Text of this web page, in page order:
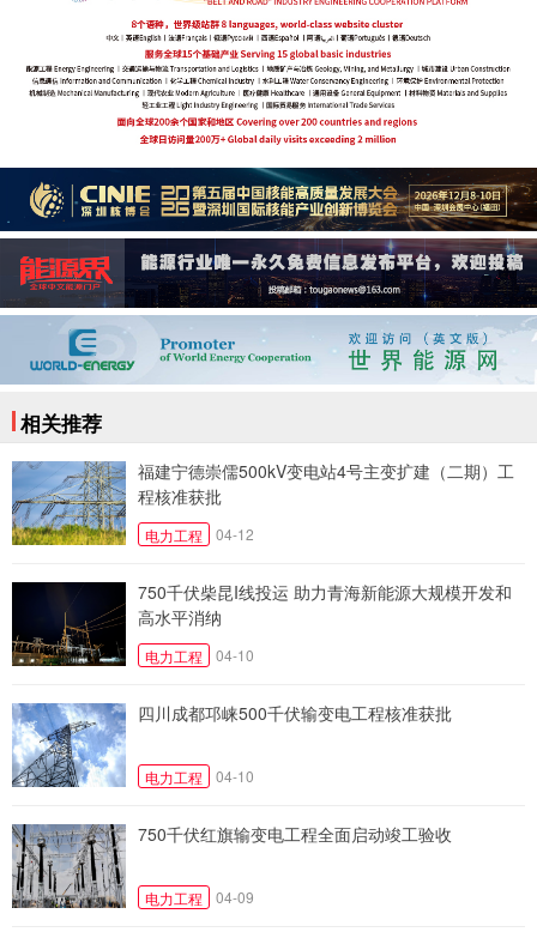
相关推荐
福建宁德崇儒500kV变电站4号主变扩建（二期）工
程核准获批
电力工程 04-12
750千伏柴昆I线投运 助力青海新能源大规模开发和
高水平消纳
电力工程 04-10
四川成都邛崃500千伏输变电工程核准获批
电力工程 04-10
750千伏红旗输变电工程全面启动竣工验收
电力工程 04-09